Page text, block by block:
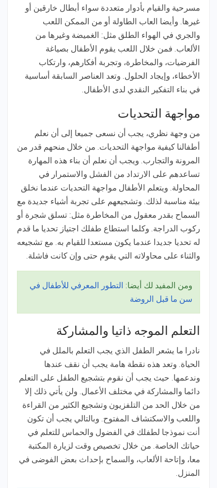
مسرحية والقيام بأدوار متعددة سواء أبطال خارقين أو
غيرها. وأيضا العاب الطاولة أو من الممكن اللعب
والجري في الهواء الطلق مثل: الغميضة وغيرها من
الألعاب. فمن خلال اللعب يقوم الأطفال بصياغة
الفرضيات، والمخاطرة، وتجربة أفكارهم، وارتكاب
الأخطاء، وإيجاد الحلول. وتعد العناصر السابقة أساسية
في بناء التفكير النقدي لدى الأطفال.
مواجهة التحديات
من وجهة نظري، يجب أن نسعى جميعا إلى أن نعلم
أطفالنا كيفية مواجهة التحديات. من خلال منحهم قدر من
المرونة والتجارب. ويجب أن نعلم أن بناء هذه المهارة
تساعدهم على الارتداد من الفشل والاستمرار في
المحاولة. ويتعلم الأطفال مواجهة التحديات عندما نخلق
بيئة مناسبة لذلك. وتشجيعهم على تجربة أشياء جديدة مع
السماح بقدر معقول من المخاطرة مثل: تسلق شجرة أو
ركوب الدراجة. وكلما استطاع طفلك اجتياز تحديا ما قدم
له تحديا جديدا عندما يكون مستعدا للقيام به. مع تشجيعه
والثناء على محاولاته التي يقوم حتى وإن كانت فاشلة.
ومن المفيد لك أيضا: التطور المعرفي للأطفال في
سن ما قبل الروضة
التعلم الموجه ذاتيا والمشاركة
نادرا ما يشعر الطفل الذي يجب التعلم بالملل في
الحياة. وتعد هذه نقطة هامة يجب أن نقف عندها
وندعمها. حيث يجب أن نقوم بتشجيع الطفل على التعلم
دائما والمشاركة في مختلف الأعمال. ولن يأتي ذلك إلا
من خلال الحد من التلفزيون وتشجيع الكثير من القراءة
واللعب والاسكتشاف المفتوح. وبالتالي يجب أن تكون
أنت نموذجا لطفلك في الفضول والحماس للتعلم في
حياتك الخاصة. من خلال تخصيص وقت لزيارة المكتبة
معا، وإتاحة الألعاب، والسماح بإحداث بعض الفوضى في
المنزل.